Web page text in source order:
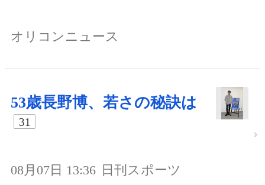
オリコンニュース
53歳長野博、若さの秘訣は
31
08月07日 13:36 日刊スポーツ